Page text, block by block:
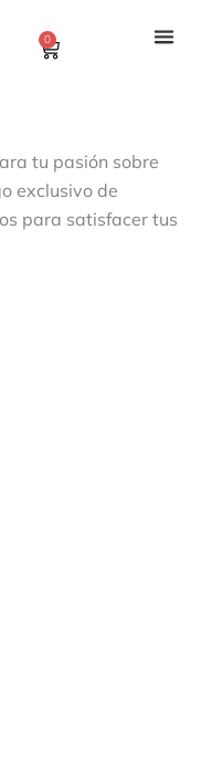
0
tu pasión sobre
exclusivo de
para satisfacer tus